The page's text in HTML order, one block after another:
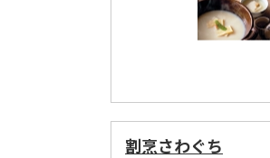
割烹さわぐち